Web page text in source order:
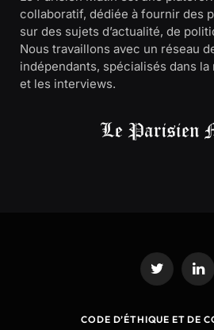
collaboratif, dédiée à fournir des
sur des sujets d’actualité, de
Nous travaillons avec un réseau
indépendants, spécialisés dans la
et les interviews.
Twitter
CODE D’ÉTHIQUE ET DE